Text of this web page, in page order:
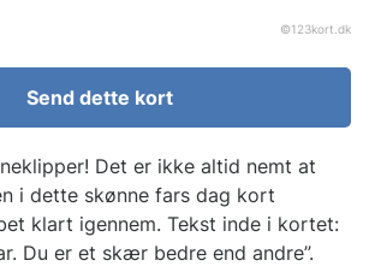
©123kort.dk
Send dette kort
Det er ikke altid nemt at
i dette skønne fars dag kort
klart igennem. Tekst inde i kortet:
Du er et skær bedre end andre”.